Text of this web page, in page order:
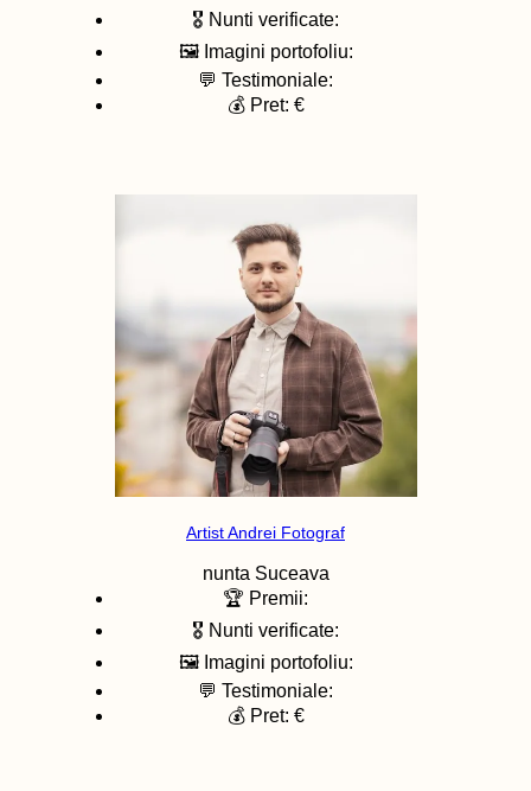
🎖️ Nunti verificate:
🖼️ Imagini portofoliu:
💬 Testimoniale:
💰 Pret: €
Artist Andrei Fotograf
nunta Suceava
🏆 Premii:
🎖️ Nunti verificate:
🖼️ Imagini portofoliu:
💬 Testimoniale:
💰 Pret: €